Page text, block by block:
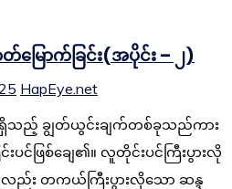
ြောက်ခြင်း(အပိုင်း – ၂)
HapEye.net
မရှိသည့် ချွတ်ယွင်းချက်တစ်ခုသည်ကား
းပင်ဖြစ်ချေ၏။ လူတိုင်းပင်ကြီးပွားလို
ည်း တကယ်ကြီးပွားလိုသော ဆန္ဒ